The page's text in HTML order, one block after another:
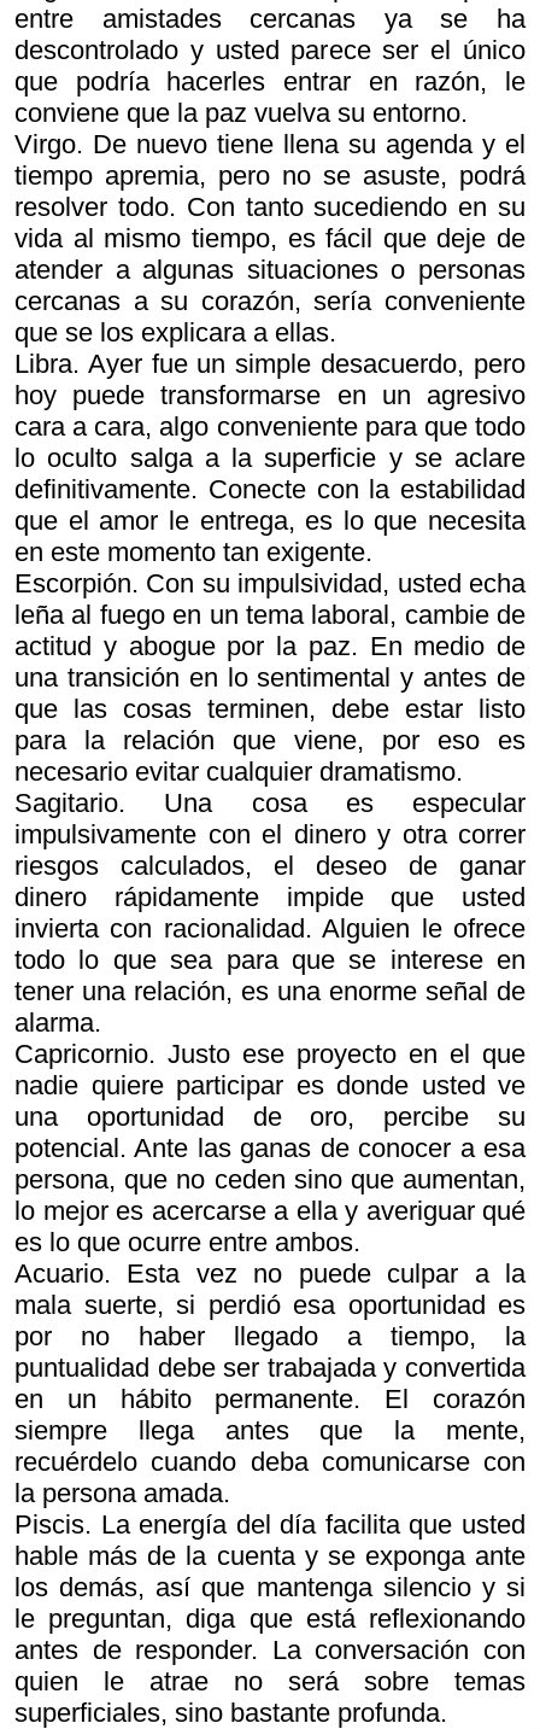
entre amistades cercanas ya se ha
descontrolado y usted parece ser el único
que podría hacerles entrar en razón, le
conviene que la paz vuelva su entorno.
Virgo. De nuevo tiene llena su agenda y el
tiempo apremia, pero no se asuste, podrá
resolver todo. Con tanto sucediendo en su
vida al mismo tiempo, es fácil que deje de
atender a algunas situaciones o personas
cercanas a su corazón, sería conveniente
que se los explicara a ellas.
Libra. Ayer fue un simple desacuerdo, pero
hoy puede transformarse en un agresivo
cara a cara, algo conveniente para que todo
lo oculto salga a la superficie y se aclare
definitivamente. Conecte con la estabilidad
que el amor le entrega, es lo que necesita
en este momento tan exigente.
Escorpión. Con su impulsividad, usted echa
leña al fuego en un tema laboral, cambie de
actitud y abogue por la paz. En medio de
una transición en lo sentimental y antes de
que las cosas terminen, debe estar listo
para la relación que viene, por eso es
necesario evitar cualquier dramatismo.
Sagitario. Una cosa es especular
impulsivamente con el dinero y otra correr
riesgos calculados, el deseo de ganar
dinero rápidamente impide que usted
invierta con racionalidad. Alguien le ofrece
todo lo que sea para que se interese en
tener una relación, es una enorme señal de
alarma.
Capricornio. Justo ese proyecto en el que
nadie quiere participar es donde usted ve
una oportunidad de oro, percibe su
potencial. Ante las ganas de conocer a esa
persona, que no ceden sino que aumentan,
lo mejor es acercarse a ella y averiguar qué
es lo que ocurre entre ambos.
Acuario. Esta vez no puede culpar a la
mala suerte, si perdió esa oportunidad es
por no haber llegado a tiempo, la
puntualidad debe ser trabajada y convertida
en un hábito permanente. El corazón
siempre llega antes que la mente,
recuérdelo cuando deba comunicarse con
la persona amada.
Piscis. La energía del día facilita que usted
hable más de la cuenta y se exponga ante
los demás, así que mantenga silencio y si
le preguntan, diga que está reflexionando
antes de responder. La conversación con
quien le atrae no será sobre temas
superficiales, sino bastante profunda.